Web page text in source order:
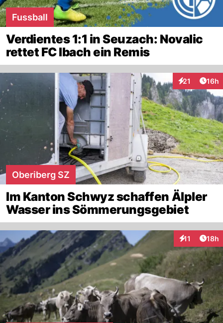
Fussball
Verdientes 1:1 in Seuzach: Novalic
rettet FC Ibach ein Remis
21
Interaktionen
16h
Oberiberg SZ
Im Kanton Schwyz schaffen Älpler
Wasser ins Sömmerungsgebiet
11
Interaktionen
18h